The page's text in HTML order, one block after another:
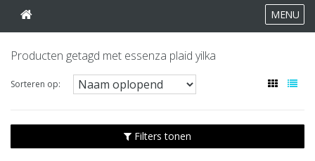
MENU
Producten getagd met essenza plaid yilka
Sorteren op:
Filters tonen